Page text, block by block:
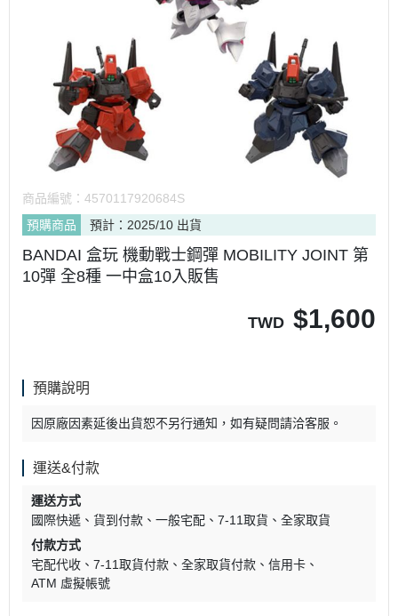
商品編號： 4570117920684S
預購商品
預計：2025/10 出貨
BANDAI 盒玩 機動戰士鋼彈 MOBILITY JOINT 第
10彈 全8種 一中盒10入販售
TWD $1,600
預購說明
因原廠因素延後出貨恕不另行通知，如有疑問請洽客服。
運送&付款
運送方式
國際快遞
貨到付款 一般宅配 7-11取貨
全家取貨
付款方式
宅配代收
7-11取貨付款 全家取貨付款
信用卡
ATM 虛擬帳號